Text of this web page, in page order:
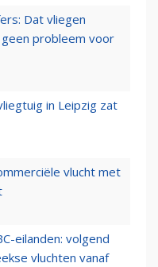
Dat vliegen
probleem voor
in Leipzig zat
vlucht met
eilanden: volgend
vluchten vanaf